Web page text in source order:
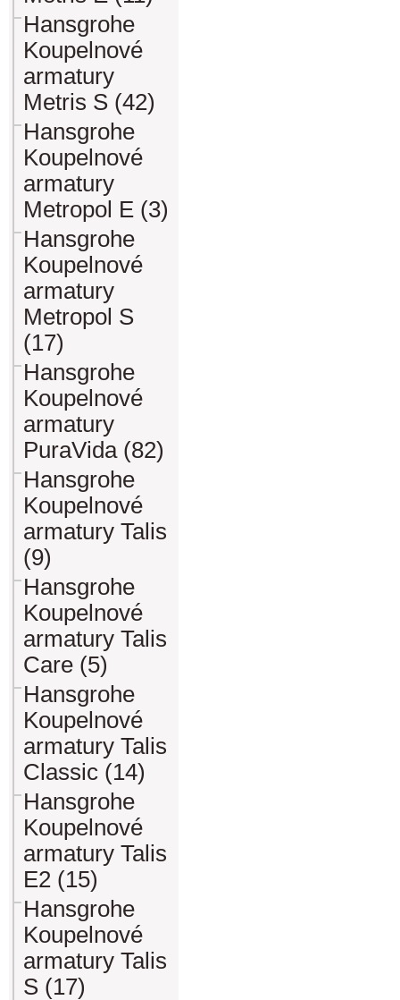
Hansgrohe
Koupelnové
armatury
Metris S (42)
Hansgrohe
Koupelnové
armatury
Metropol E (3)
Hansgrohe
Koupelnové
armatury
Metropol S
(17)
Hansgrohe
Koupelnové
armatury
PuraVida (82)
Hansgrohe
Koupelnové
armatury Talis
(9)
Hansgrohe
Koupelnové
armatury Talis
Care (5)
Hansgrohe
Koupelnové
armatury Talis
Classic (14)
Hansgrohe
Koupelnové
armatury Talis
E2 (15)
Hansgrohe
Koupelnové
armatury Talis
S (17)